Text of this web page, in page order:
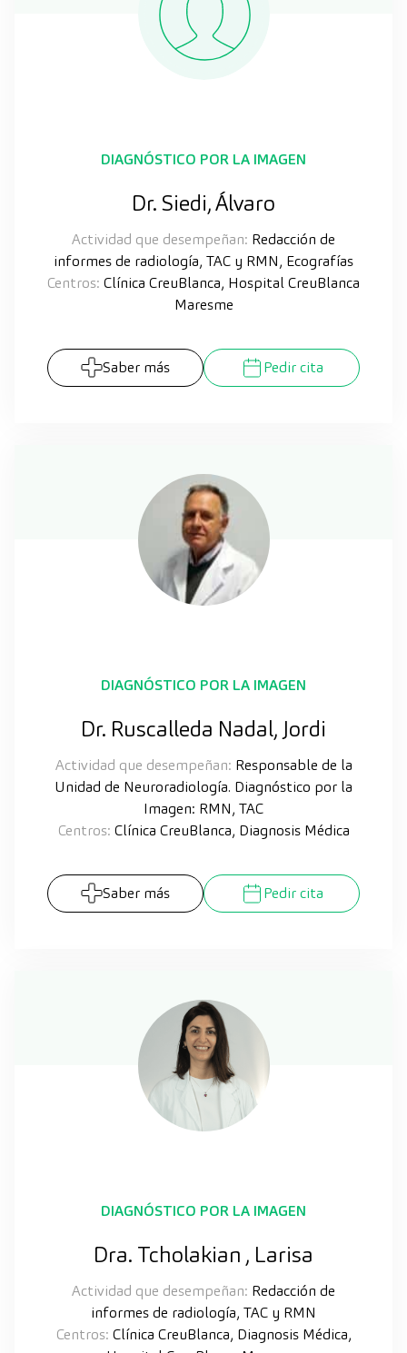
DIAGNÓSTICO POR LA IMAGEN
Dr. Siedi, Álvaro
Actividad que desempeñan: Redacción de
informes de radiología, TAC y RMN, Ecografías
Centros: Clínica CreuBlanca, Hospital CreuBlanca
Maresme
Saber más Pedir cita
DIAGNÓSTICO POR LA IMAGEN
Dr. Ruscalleda Nadal, Jordi
Actividad que desempeñan: Responsable de la
Unidad de Neuroradiología. Diagnóstico por la
Imagen: RMN, TAC
Centros: Clínica CreuBlanca, Diagnosis Médica
Saber más Pedir cita
DIAGNÓSTICO POR LA IMAGEN
Dra. Tcholakian , Larisa
Actividad que desempeñan: Redacción de
informes de radiología, TAC y RMN
Centros: Clínica CreuBlanca, Diagnosis Médica,